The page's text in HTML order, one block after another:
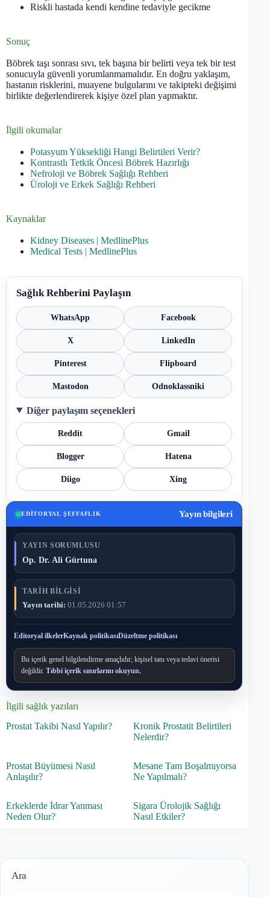
Riskli hastada kendi kendine tedaviyle gecikme
Sonuç
Böbrek taşı sonrası sıvı, tek başına bir belirti veya tek bir test
sonucuyla güvenli yorumlanmamalıdır. En doğru yaklaşım,
hastanın risklerini, muayene bulgularını ve takipteki değişimi
birlikte değerlendirerek kişiye özel plan yapmaktır.
İlgili okumalar
Potasyum Yüksekliği Hangi Belirtileri Verir?
Kontrastlı Tetkik Öncesi Böbrek Hazırlığı
Nefroloji ve Böbrek Sağlığı Rehberi
Üroloji ve Erkek Sağlığı Rehberi
Kaynaklar
Kidney Diseases | MedlinePlus
Medical Tests | MedlinePlus
Sağlık Rehberini Paylaşın
WhatsApp Facebook
X LinkedIn
Pinterest Flipboard
Mastodon Odnoklassniki
Diğer paylaşım seçenekleri
Reddit Gmail
Blogger Hatena
Diigo Xing
EDITORYAL ŞEFFAFLIK Yayın bilgileri
YAYIN SORUMLUSU
Op. Dr. Ali Gürtuna
TARIH BILGISI
Yayın tarihi: 01.05.2026 01:57
Editoryal ilkelerKaynak politikasıDüzeltme politikası
Bu içerik genel bilgilendirme amaçlıdır; kişisel tanı veya tedavi önerisi
değildir. Tıbbi içerik sınırlarını okuyun.
İlgili sağlık yazıları
Prostat Takibi Nasıl Yapılır?
Kronik Prostatit Belirtileri
Nelerdir?
Prostat Büyümesi Nasıl
Anlaşılır?
Mesane Tam Boşalmıyorsa
Ne Yapılmalı?
Erkeklerde İdrar Yanması
Neden Olur?
Sigara Ürolojik Sağlığı
Nasıl Etkiler?
Ara